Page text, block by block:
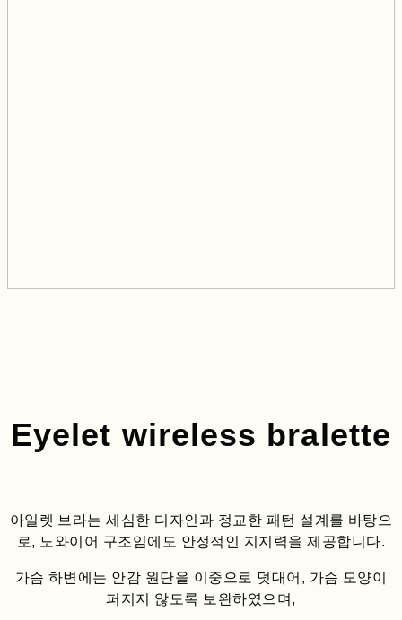
Eyelet wireless bralette
아일렛 브라는 세심한 디자인과 정교한 패턴 설계를 바탕으
로, 노와이어 구조임에도 안정적인 지지력을 제공합니다.
가슴 하변에는 안감 원단을 이중으로 덧대어, 가슴 모양이
퍼지지 않도록 보완하였으며,